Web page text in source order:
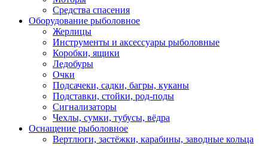
Средства спасения
Оборудование рыболовное
Жерлицы
Инструменты и аксессуары рыболовные
Коробки, ящики
Ледобуры
Очки
Подсачеки, садки, багры, куканы
Подставки, стойки, род-поды
Сигнализаторы
Чехлы, сумки, тубусы, вёдра
Оснащение рыболовное
Вертлюги, застёжки, карабины, заводные кольца